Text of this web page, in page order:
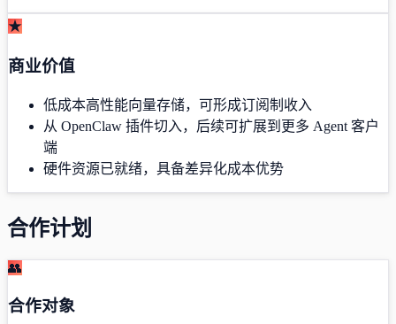
★
商业价值
低成本高性能向量存储，可形成订阅制收入
从 OpenClaw 插件切入，后续可扩展到更多 Agent 客户
端
硬件资源已就绪，具备差异化成本优势
合作计划
👥
合作对象